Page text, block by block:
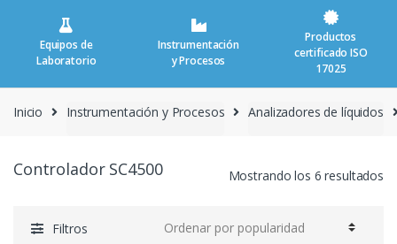
Equipos de
Laboratorio
Instrumentación
y Procesos
Productos
certificado ISO
17025
Inicio Instrumentación y Procesos Analizadores de líquidos
Controlador SC4500 Mostrando los 6 resultados
Filtros